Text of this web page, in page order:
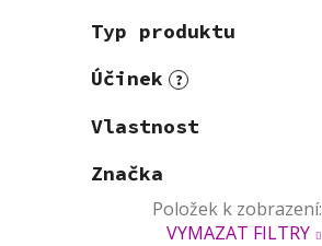
Typ produktu
Účinek
?
Vlastnost
Značka
VYMAZAT FILTRY
Položek k zobrazení: